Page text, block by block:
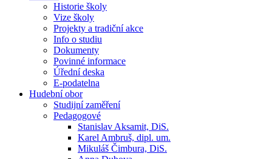
Historie školy
Vize školy
Projekty a tradiční akce
Info o studiu
Dokumenty
Povinné informace
Úřední deska
E-podatelna
Hudební obor
Studijní zaměření
Pedagogové
Stanislav Aksamit, DiS.
Karel Ambruš, dipl. um.
Mikuláš Čimbura, DiS.